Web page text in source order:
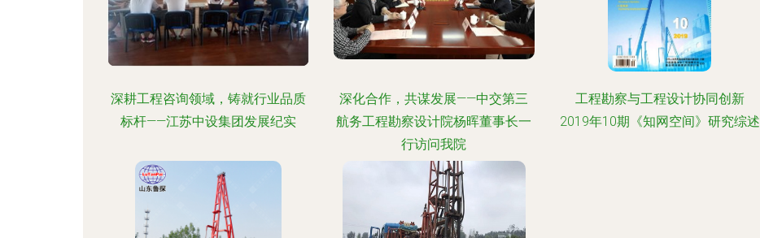
深耕工程咨询领域，铸就行业品质
标杆——江苏中设集团发展纪实
深化合作，共谋发展——中交第三
航务工程勘察设计院杨晖董事长一
行访问我院
工程勘察与工程设计协同创新
2019年10期《知网空间》研究综述